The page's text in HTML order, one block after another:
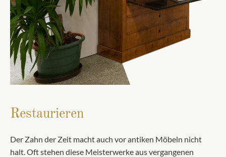
Restaurieren
Der Zahn der Zeit macht auch vor antiken Möbeln nicht
halt. Oft stehen diese Meisterwerke aus vergangenen